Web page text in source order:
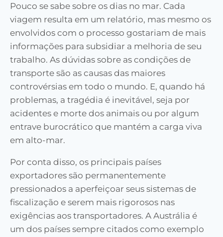
Pouco se sabe sobre os dias no mar. Cada
viagem resulta em um relatório, mas mesmo os
envolvidos com o processo gostariam de mais
informações para subsidiar a melhoria de seu
trabalho. As dúvidas sobre as condições de
transporte são as causas das maiores
controvérsias em todo o mundo. E, quando há
problemas, a tragédia é inevitável, seja por
acidentes e morte dos animais ou por algum
entrave burocrático que mantém a carga viva
em alto-mar.
Por conta disso, os principais países
exportadores são permanentemente
pressionados a aperfeiçoar seus sistemas de
fiscalização e serem mais rigorosos nas
exigências aos transportadores. A Austrália é
um dos países sempre citados como exemplo